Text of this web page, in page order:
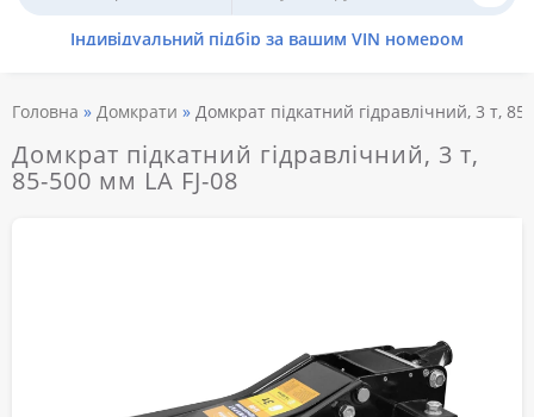
Головна Домкрати Домкрат підкатний гідравлічний, 3 т,
Домкрат підкатний гідравлічний, 3 т,
85-500 мм LA FJ-08